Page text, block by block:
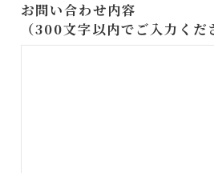
お問い合わせ内容
（300文字以内でご入力くだ